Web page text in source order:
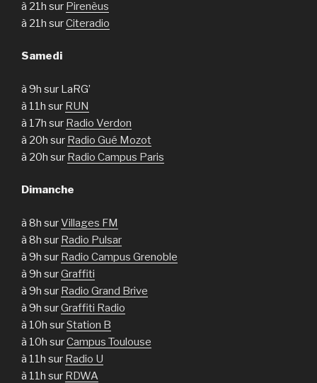
à 21h sur Pirenèus
à 21h surCiteradio
Samedi
à 9h sur LaRG’
à 11h sur RUN
à 17h sur Radio Verdon
à 20h sur Radio Gué Mozot
à 20h sur Radio Campus Paris
Dimanche
à 8h surVillages FM
à 8h sur Radio Pulsar
à 9h sur Radio Campus Grenoble
à 9h surGraffiti
à 9h sur Radio Grand Brive
à 9h surGraffiti Radio
à 10h surStation B
à 10h surCampus Toulouse
à 11h sur Radio U
à 11h sur RDWA